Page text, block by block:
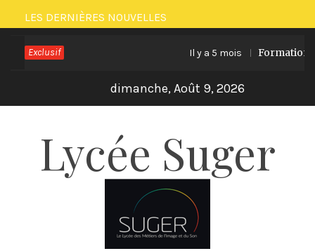
Passer
au
contenu
LES DERNIÈRES NOUVELLES
Exclusif Il y a 5 mois Formation
dimanche, Août 9, 2026
Lycée Suger